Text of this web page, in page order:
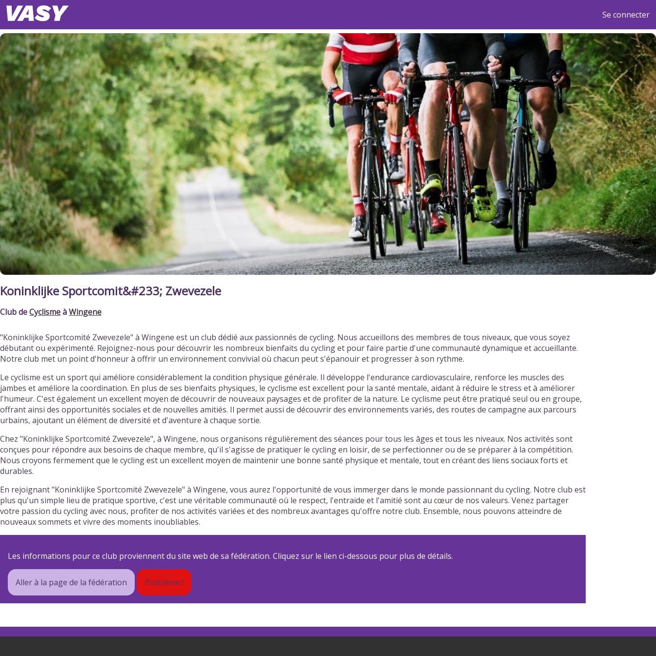
Se connecter
Koninklijke Sportcomit&#233; Zwevezele
Club deCyclismeàWingene
"Koninklijke Sportcomité Zwevezele" à Wingene est un club dédié aux passionnés de cycling. Nous accueillons des membres de tous niveaux, que vous soyez
débutant ou expérimenté. Rejoignez-nous pour découvrir les nombreux bienfaits du cycling et pour faire partie d'une communauté dynamique et accueillante.
Notre club met un point d'honneur à offrir un environnement convivial où chacun peut s'épanouir et progresser à son rythme.
Le cyclisme est un sport qui améliore considérablement la condition physique générale. Il développe l'endurance cardiovasculaire, renforce les muscles des
jambes et améliore la coordination. En plus de ses bienfaits physiques, le cyclisme est excellent pour la santé mentale, aidant à réduire le stress et à améliorer
l'humeur. C'est également un excellent moyen de découvrir de nouveaux paysages et de profiter de la nature. Le cyclisme peut être pratiqué seul ou en groupe,
offrant ainsi des opportunités sociales et de nouvelles amitiés. Il permet aussi de découvrir des environnements variés, des routes de campagne aux parcours
urbains, ajoutant un élément de diversité et d'aventure à chaque sortie.
Chez "Koninklijke Sportcomité Zwevezele", à Wingene, nous organisons régulièrement des séances pour tous les âges et tous les niveaux. Nos activités sont
conçues pour répondre aux besoins de chaque membre, qu'il s'agisse de pratiquer le cycling en loisir, de se perfectionner ou de se préparer à la compétition.
Nous croyons fermement que le cycling est un excellent moyen de maintenir une bonne santé physique et mentale, tout en créant des liens sociaux forts et
durables.
En rejoignant "Koninklijke Sportcomité Zwevezele" à Wingene, vous aurez l'opportunité de vous immerger dans le monde passionnant du cycling. Notre club est
plus qu'un simple lieu de pratique sportive, c'est une véritable communauté où le respect, l'entraide et l'amitié sont au cœur de nos valeurs. Venez partager
votre passion du cycling avec nous, profiter de nos activités variées et des nombreux avantages qu'offre notre club. Ensemble, nous pouvons atteindre de
nouveaux sommets et vivre des moments inoubliables.
Les informations pour ce club proviennent du site web de sa fédération. Cliquez sur le lien ci-dessous pour plus de détails.
Aller à la page de la fédération Problème !